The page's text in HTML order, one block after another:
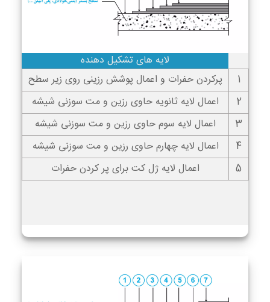
لایه های تشکیل دهنده
1
پرکردن حفرات و اعمال پوشش رزینی روی زیر سطح
2
اعمال لایه ثانویه حاوی رزین و مت سوزنی شیشه
3
اعمال لایه سوم حاوی رزین و مت سوزنی شیشه
4
اعمال لایه چهارم حاوی رزین و مت سوزنی شیشه
5
اعمال لایه ژل کت برای پر کردن حفرات